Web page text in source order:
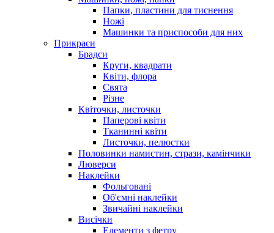
Папки, пластини для тиснення
Ножі
Машинки та приспособи для них
Прикраси
Брадси
Круги, квадрати
Квіти, флора
Свята
Різне
Квіточки, листочки
Паперові квіти
Тканинні квіти
Листочки, пелюстки
Половинки намистин, стрази, камінчики
Люверси
Наклейки
Фольговані
Об'ємні наклейки
Звичайні наклейки
Висічки
Елементи з фетру